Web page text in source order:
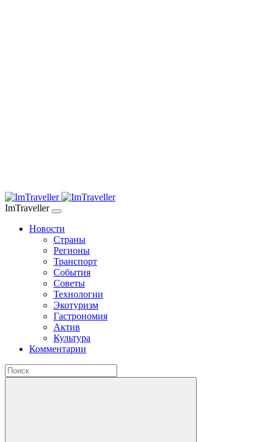
ImTraveller
Новости
Страны
Регионы
Транспорт
События
Советы
Технологии
Экотуризм
Гастрономия
Актив
Культура
Комментарии